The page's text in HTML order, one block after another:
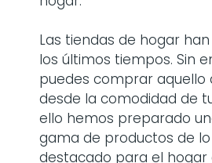
Las tiendas de hogar
los últimos tiempos. Sin
puedes comprar aquello
desde la comodidad de
ello hemos preparado
gama de productos de
destacado para el hogar